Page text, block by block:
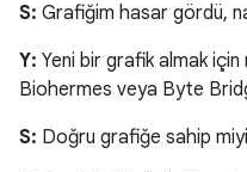
S: Grafiğim hasar gördü,
Y: Yeni bir grafik almak için
Biohermes veya Byte
S: Doğru grafiğe sahip